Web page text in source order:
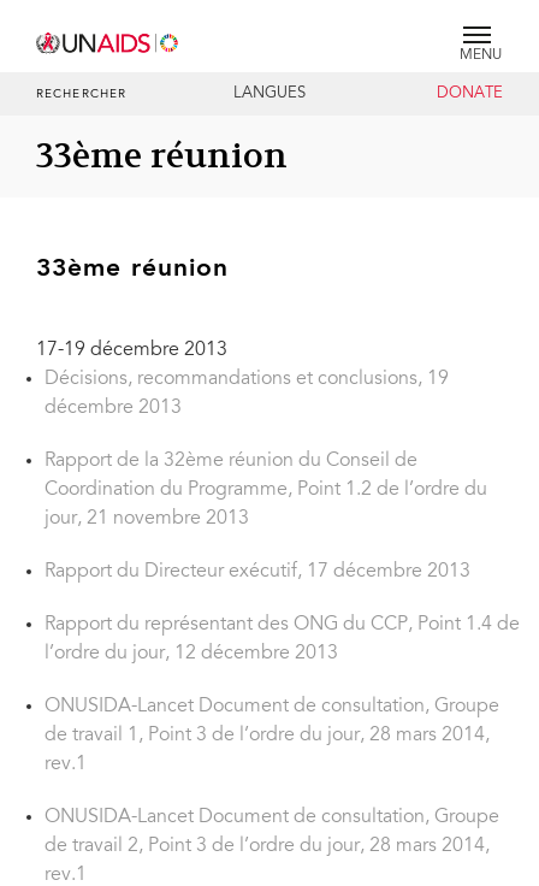
MENU
RECHERCHER LANGUES DONATE
33ème réunion
33ème réunion
17-19 décembre 2013
Décisions, recommandations et conclusions, 19
décembre 2013
Rapport de la 32ème réunion du Conseil de
Coordination du Programme, Point 1.2 de l’ordre du
jour, 21 novembre 2013
Rapport du Directeur exécutif, 17 décembre 2013
Rapport du représentant des ONG du CCP, Point 1.4 de
l’ordre du jour, 12 décembre 2013
ONUSIDA-Lancet Document de consultation, Groupe
de travail 1, Point 3 de l’ordre du jour, 28 mars 2014,
rev.1
ONUSIDA-Lancet Document de consultation, Groupe
de travail 2, Point 3 de l’ordre du jour, 28 mars 2014,
rev.1